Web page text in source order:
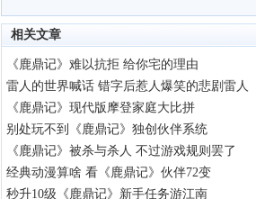
相关文章
《鹿鼎记》难以抗拒 给你宅的理由
雷人的世界喊话 错字后惹人爆笑的悲剧雷人
《鹿鼎记》现代版摩登家庭大比拼
别处玩不到《鹿鼎记》独创伙伴系统
《鹿鼎记》被杀与杀人 不过游戏规则罢了
经典动漫算啥 看《鹿鼎记》伙伴72变
秒升10级《鹿鼎记》新手任务游江南